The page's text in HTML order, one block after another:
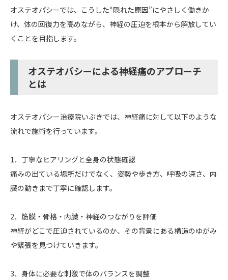
オステオパシーでは、こうした“隠れた原因”にやさしく働きか
け、体の回復力を高めながら、神経の圧迫を根本から解放してい
くことを目指します。
オステオパシーによる神経痛のアプローチ
とは
オステオパシー治療院いぶきでは、神経痛に対して以下のような
流れで施術を行っています。
1．丁寧なヒアリングと全身の状態確認
痛みの出ている場所だけでなく、姿勢や歩き方、呼吸の深さ、内
臓の動きまで丁寧に確認します。
2．筋膜・骨格・内臓・神経のつながりを評価
神経がどこで圧迫されているのか、その背景にある構造のゆがみ
や緊張を見つけていきます。
3．身体に必要な刺激で体のバランスを調整